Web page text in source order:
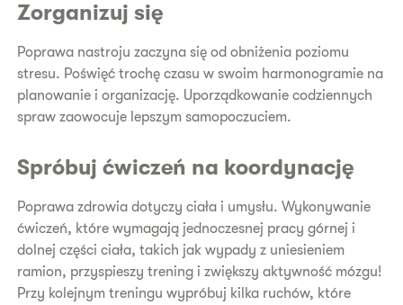
Zorganizuj się
Poprawa nastroju zaczyna się od obniżenia poziomu
stresu. Poświęć trochę czasu w swoim harmonogramie na
planowanie i organizację. Uporządkowanie codziennych
spraw zaowocuje lepszym samopoczuciem.
Spróbuj ćwiczeń na koordynację
Poprawa zdrowia dotyczy ciała i umysłu. Wykonywanie
ćwiczeń, które wymagają jednoczesnej pracy górnej i
dolnej części ciała, takich jak wypady z uniesieniem
ramion, przyspieszy trening i zwiększy aktywność mózgu!
Przy kolejnym treningu wypróbuj kilka ruchów, które